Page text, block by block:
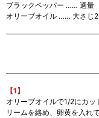
ブラックペッパー …… 適量
オリーブオイル …… 大さじ2
【1】
オリーブオイルで1/2にカ
リームを絡め、卵黄を入れ